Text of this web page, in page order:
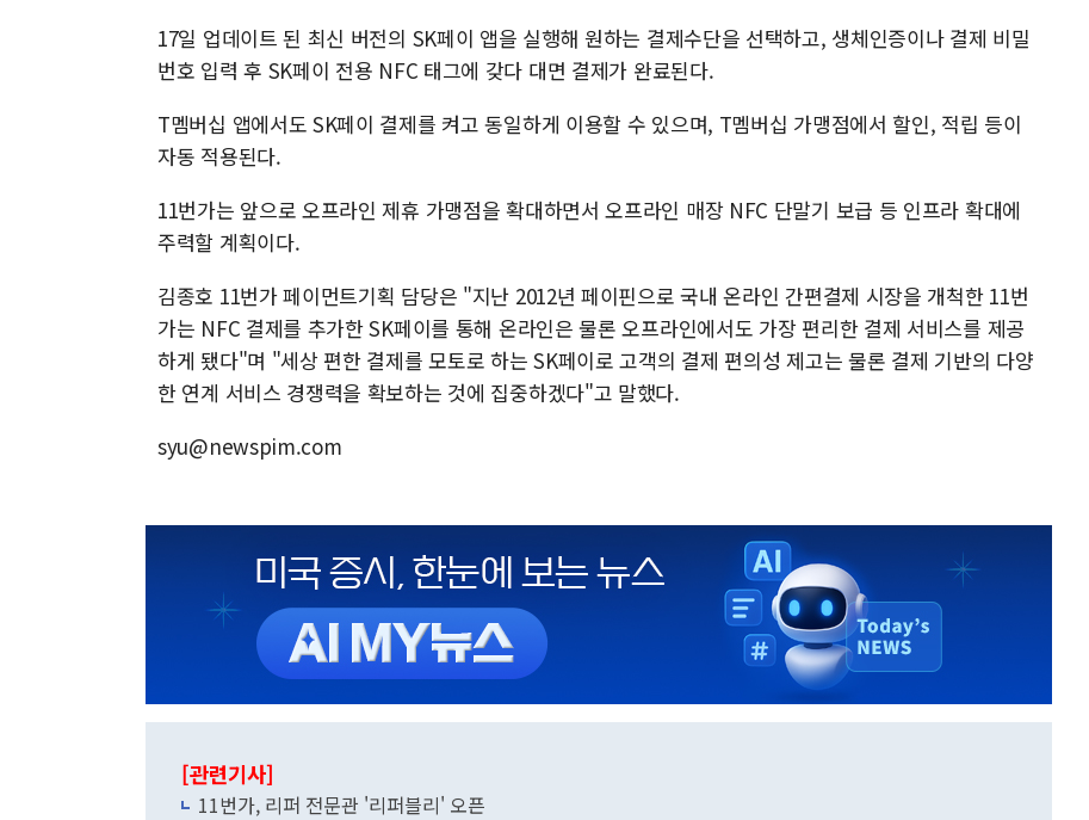
17일 업데이트 된 최신 버전의 SK페이 앱을 실행해 원하는 결제수단을 선택하고, 생체인증이나 결제 비밀
번호 입력 후 SK페이 전용 NFC 태그에 갖다 대면 결제가 완료된다.
T멤버십 앱에서도 SK페이 결제를 켜고 동일하게 이용할 수 있으며, T멤버십 가맹점에서 할인, 적립 등이
자동 적용된다.
11번가는 앞으로 오프라인 제휴 가맹점을 확대하면서 오프라인 매장 NFC 단말기 보급 등 인프라 확대에
주력할 계획이다.
김종호 11번가 페이먼트기획 담당은 "지난 2012년 페이핀으로 국내 온라인 간편결제 시장을 개척한 11번
가는 NFC 결제를 추가한 SK페이를 통해 온라인은 물론 오프라인에서도 가장 편리한 결제 서비스를 제공
하게 됐다"며 "세상 편한 결제를 모토로 하는 SK페이로 고객의 결제 편의성 제고는 물론 결제 기반의 다양
한 연계 서비스 경쟁력을 확보하는 것에 집중하겠다"고 말했다.
syu@newspim.com
[관련기사]
11번가, 리퍼 전문관 '리퍼블리' 오픈